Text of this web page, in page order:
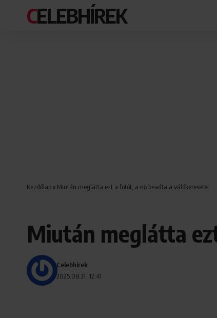
CELEBHÍREK
Kezdőlap » Miután meglátta ezt a fotót, a nő beadta a válókeresetet
Miután meglátta
2025.08.31. 12:41
Celebhírek